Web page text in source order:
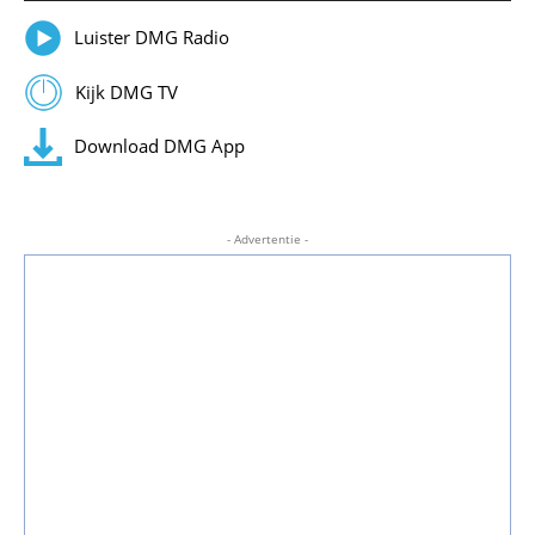
Luister DMG Radio
Kijk DMG TV
Download DMG App
- Advertentie -